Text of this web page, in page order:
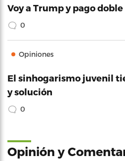
Voy a Trump y pago doble
0
Opiniones
El sinhogarismo juvenil
y solución
0
Opinión y